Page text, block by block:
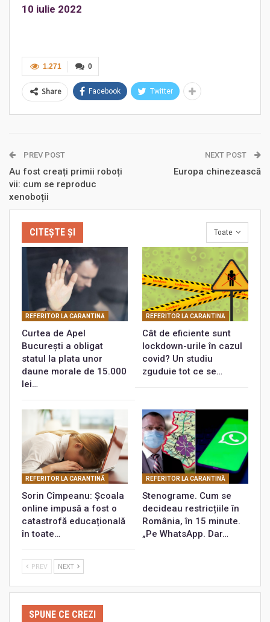
10 iulie 2022
0
1.271
Share Facebook Twitter
PREV POST
Au fost creați primii roboți
vii: cum se reproduc
xenoboții
NEXT POST
Europa chinezească
Toate
CITEȘTE ȘI
REFERITOR LA CARANTINĂ
Curtea de Apel
București a obligat
statul la plata unor
daune morale de 15.000
lei…
REFERITOR LA CARANTINĂ
Cât de eficiente sunt
lockdown-urile în cazul
covid? Un studiu
zguduie tot ce se…
REFERITOR LA CARANTINĂ
Sorin Cîmpeanu: Școala
online impusă a fost o
catastrofă educațională
în toate…
REFERITOR LA CARANTINĂ
Stenograme. Cum se
decideau restricțiile în
România, în 15 minute.
„Pe WhatsApp. Dar…
PREV NEXT
SPUNE CE CREZI